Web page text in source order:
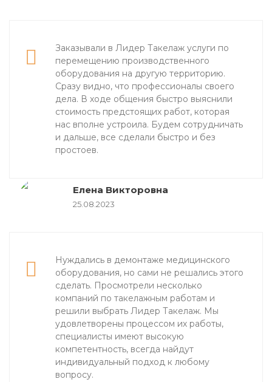
Заказывали в Лидер Такелаж услуги по
перемещению производственного
оборудования на другую территорию.
Сразу видно, что профессионалы своего
дела. В ходе общения быстро выяснили
стоимость предстоящих работ, которая
нас вполне устроила. Будем сотрудничать
и дальше, все сделали быстро и без
простоев.
Елена Викторовна
25.08.2023
Нуждались в демонтаже медицинского
оборудования, но сами не решались этого
сделать. Просмотрели несколько
компаний по такелажным работам и
решили выбрать Лидер Такелаж. Мы
удовлетворены процессом их работы,
специалисты имеют высокую
компетентность, всегда найдут
индивидуальный подход к любому
вопросу.